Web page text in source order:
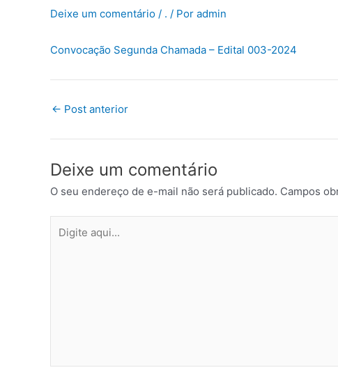
Deixe um comentário / . / Por admin
Convocação Segunda Chamada – Edital 003-2024
← Post anterior
Deixe um comentário
O seu endereço de e-mail não será publicado. Campos
aqui...